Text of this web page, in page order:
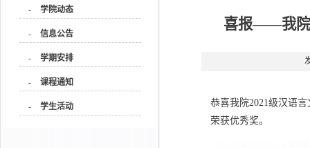
- 学院动态
- 信息公告
- 学期安排
- 课程通知
- 学生活动
喜报——我院
恭喜我院2021级汉语
荣获优秀奖。